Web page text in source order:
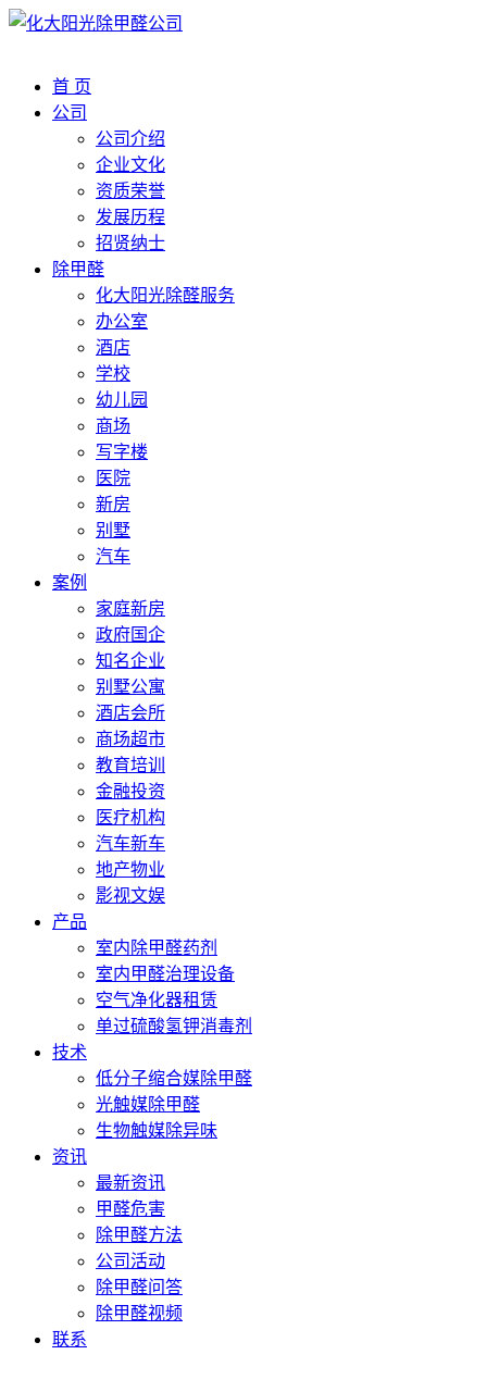
首 页
公司
公司介绍
企业文化
资质荣誉
发展历程
招贤纳士
除甲醛
化大阳光除醛服务
办公室
酒店
学校
幼儿园
商场
写字楼
医院
新房
别墅
汽车
案例
家庭新房
政府国企
知名企业
别墅公寓
酒店会所
商场超市
教育培训
金融投资
医疗机构
汽车新车
地产物业
影视文娱
产品
室内除甲醛药剂
室内甲醛治理设备
空气净化器租赁
单过硫酸氢钾消毒剂
技术
低分子缩合媒除甲醛
光触媒除甲醛
生物触媒除异味
资讯
最新资讯
甲醛危害
除甲醛方法
公司活动
除甲醛问答
除甲醛视频
联系